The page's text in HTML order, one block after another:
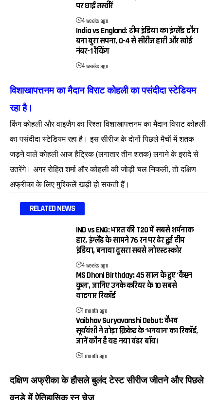
पर छाईं तस्वीरें
4 weeks ago
India vs England: टीम इंडिया का इंग्लैंड दौरा
बना बुरा सपना, 0-4 से सीरीज हारी और खोई
नंबर-1 रैंकिंग
4 weeks ago
विशाखापत्तनम का मैदान विराट कोहली का पसंदीदा स्टेडियम
रहा है।
किंग कोहली और वाइजैग का रिश्ता विशाखापत्तनम का मैदान विराट कोहली
का पसंदीदा स्टेडियम रहा है। इस सीरीज के दोनों पिछले मैचों में शतक
जड़ने वाले कोहली आज हैट्रिक (लगातार तीन शतक) लगाने के इरादे से
उतरेंगे। अगर रोहित शर्मा और कोहली की जोड़ी चल निकली, तो दक्षिण
अफ्रीका के लिए मुश्किलें खड़ी हो सकती हैं।
RELATED NEWS
IND vs ENG: भारत की T20 में सबसे शर्मनाक
हार, इंग्लैंड के सामने 76 रन पर ढेर हुई टीम
इंडिया, बनाया दूसरा सबसे लोएस्ट स्कोर
4 weeks ago
MS Dhoni Birthday: 45 साल के हुए ‘कैप्टन
कूल’, जानिए उनके करियर के 10 सबसे
यादगार रिकॉर्ड
1 month ago
Vaibhav Suryavanshi Debut: वैभव
सूर्यवंशी ने तोड़ा क्रिकेट के ‘भगवान’ का रिकॉर्ड,
जानें कौन है यह नया वंडर बॉय।
1 month ago
दक्षिण अफ्रीका के हौसले बुलंद टेस्ट सीरीज जीतने और पिछले
वनडे में ऐतिहासिक रन चेज़